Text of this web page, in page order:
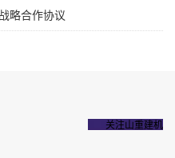
略合作协议
关注山重建机